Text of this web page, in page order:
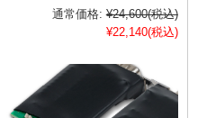
通常価格: ¥24,600(税込)
¥22,140(税込)